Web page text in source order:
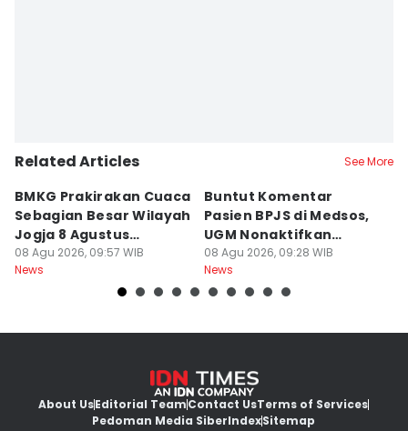
Related Articles See More
BMKG Prakirakan Cuaca
Sebagian Besar Wilayah
Jogja 8 Agustus
Berawan
08 Agu 2026, 09:57 WIB
News
Buntut Komentar
Pasien BPJS di Medsos,
UGM Nonaktifkan
Dokter PPDS
08 Agu 2026, 09:28 WIB
News
About UsEditorial TeamContact UsTerms of Services
Pedoman Media SiberIndexSitemap